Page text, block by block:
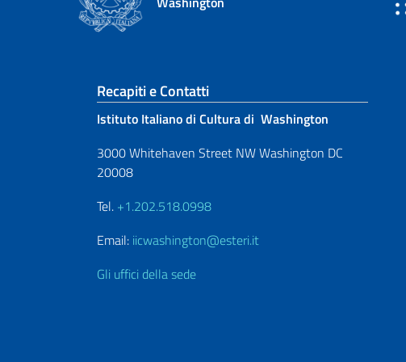
Sezione footer
Recapiti e Contatti
Istituto Italiano di Cultura di Washington
3000 Whitehaven Street NW Washington DC
20008
Tel. +1.202.518.0998
Email: iicwashington@esteri.it
Gli uffici della sede